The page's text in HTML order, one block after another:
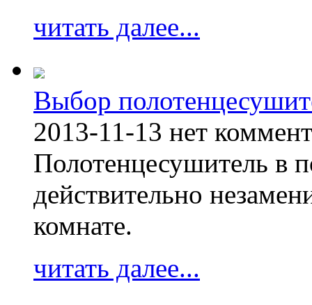
читать далее...
Выбор
2013-11-13 нет
Полотенцесушитель в
действительно
комнате.
читать далее...